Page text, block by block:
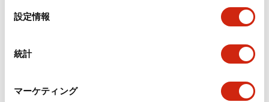
設定情報
統計
マーケティング
ただし、カタログ類に別途の記載がある場合やお客様と弊社との
上記保証期間中に弊社側の責により弊社製品に故障が生じた場合
場所、または弊社サービス拠点において無償で実施いたします。
ただし、故障の原因が次に該当する場合は、この保証の対象範囲